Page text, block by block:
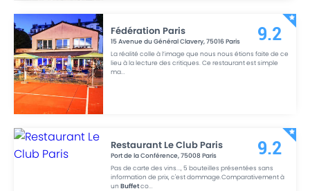
Fédération Paris
15 Avenue du Général Clavery,75016Paris
La réalité colle à l’image que nous nous étions faite de ce
lieu à la lecture des critiques. Ce restaurant est simple
ma...
9.2
Restaurant Le Club Paris
Port de la Conférence,75008 Paris
Pas de carte des vins..., 5 bouteilles présentées sans
information de prix, c'est dommage.Comparativement à
unBuffetco...
9.2